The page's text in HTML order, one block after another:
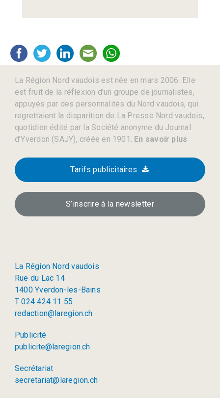
La Région Nord vaudois est née en mars 2006. Elle
est fruit de la réflexion d’un groupe de journalistes,
appuyés par des personnalités du Nord vaudois, qui
regrettaient la disparition de La Presse Nord vaudois,
quotidien édité par la Société anonyme du Journal
d’Yverdon (SAJY), créée en 1901. En savoir plus
Tarifs publicitaires
S’inscrire à la newsletter
La Région Nord vaudois
Rue du Lac 14
1400 Yverdon-les-Bains
T 024 424 11 55
redaction@laregion.ch
Publicité
publicite@laregion.ch
Secrétariat
secretariat@laregion.ch